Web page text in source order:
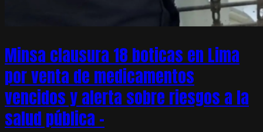
Minsa clausura 18 boticas en Lima
por venta de medicamentos
vencidos y alerta sobre riesgos a la
salud pública –